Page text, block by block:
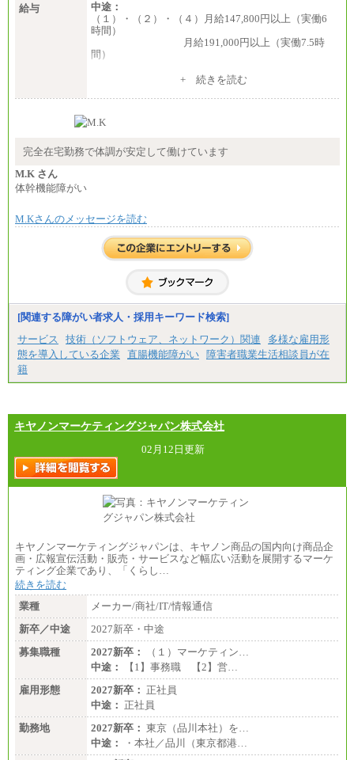
給与
中途：
（１）・（２）・（４）月給147,800円以上（実働6
時間）
月給191,000円以上（実働7.5時
間）
（３）月給191,000円以上（実働7.5時間）
（５）月給147,800円以上（実働6時間）
時給 1,226円（実働4.5時間）
間額換算額）
・退職金相当手当 37円
ざいません。
+ 続きを読む
完全在宅勤務で体調が安定して働けています
M.K さん
体幹機能障がい
M.Kさんのメッセージを読む
[関連する障がい者求人・採用キーワード検索]
サービス
技術（ソフトウェア、ネットワーク）関連
多様な雇用形
態を導入している企業
直腸機能障がい 障害者職業生活相談員が在
籍
キヤノンマーケティングジャパン株式会社
02月12日更新
キヤノンマーケティングジャパンは、キヤノン商品の国内向け商品企
画・広報宣伝活動・販売・サービスなど幅広い活動を展開するマーケ
ティング企業であり、「くらし…
続きを読む
業種
メーカー/商社/IT/情報通信
新卒／中途
2027新卒・中途
募集職種
2027新卒：
（１）マーケティン…
中途：
【1】事務職 【2】営…
雇用形態
2027新卒： 正社員
中途： 正社員
勤務地
2027新卒： 東京（品川本社）を…
中途：
・本社／品川（東京都港…